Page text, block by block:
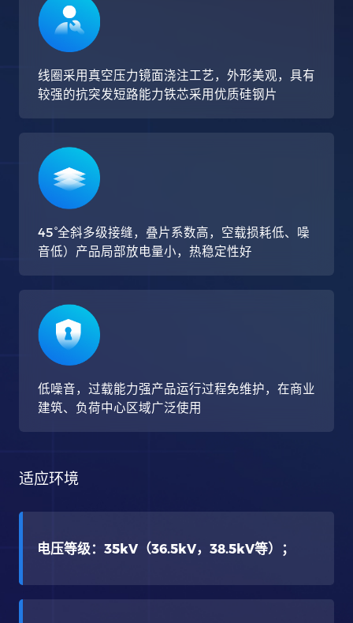
线圈采用真空压力镜面浇注工艺，外形美观，具有
较强的抗突发短路能力铁芯采用优质硅钢片
45°全斜多级接缝，叠片系数高，空载损耗低、噪
音低）产品局部放电量小，热稳定性好
低噪音，过载能力强产品运行过程免维护，在商业
建筑、负荷中心区域广泛使用
适应环境
电压等级：35kV（36.5kV，38.5kV等）；